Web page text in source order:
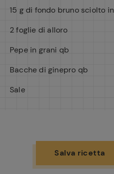
15 g di fondo bruno sciolto
2 foglie di alloro
Pepe in grani qb
Bacche di ginepro qb
Sale
Salva ricetta